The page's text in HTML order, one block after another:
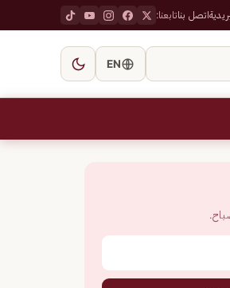
اتصل بناتابعنا:
EN